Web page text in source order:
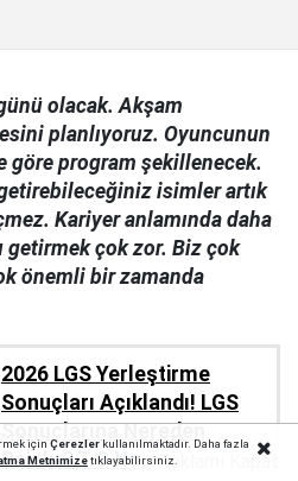
olacak. Akşam
planlıyoruz. Oyuncunun
göre program şekillenecek.
isimler artık
Kariyer anlamında daha
çok zor. Biz çok
önemli bir zamanda
2026 LGS Yerleştirme
Sonuçları Açıklandı! LGS
Sonuçlarına Nereden
Bakılır? T.C No, e-Okul,
için Çerezlerkullanılmaktadır. Daha fazla
Metnimizetıklayabilirsiniz.Reklamı Kapat